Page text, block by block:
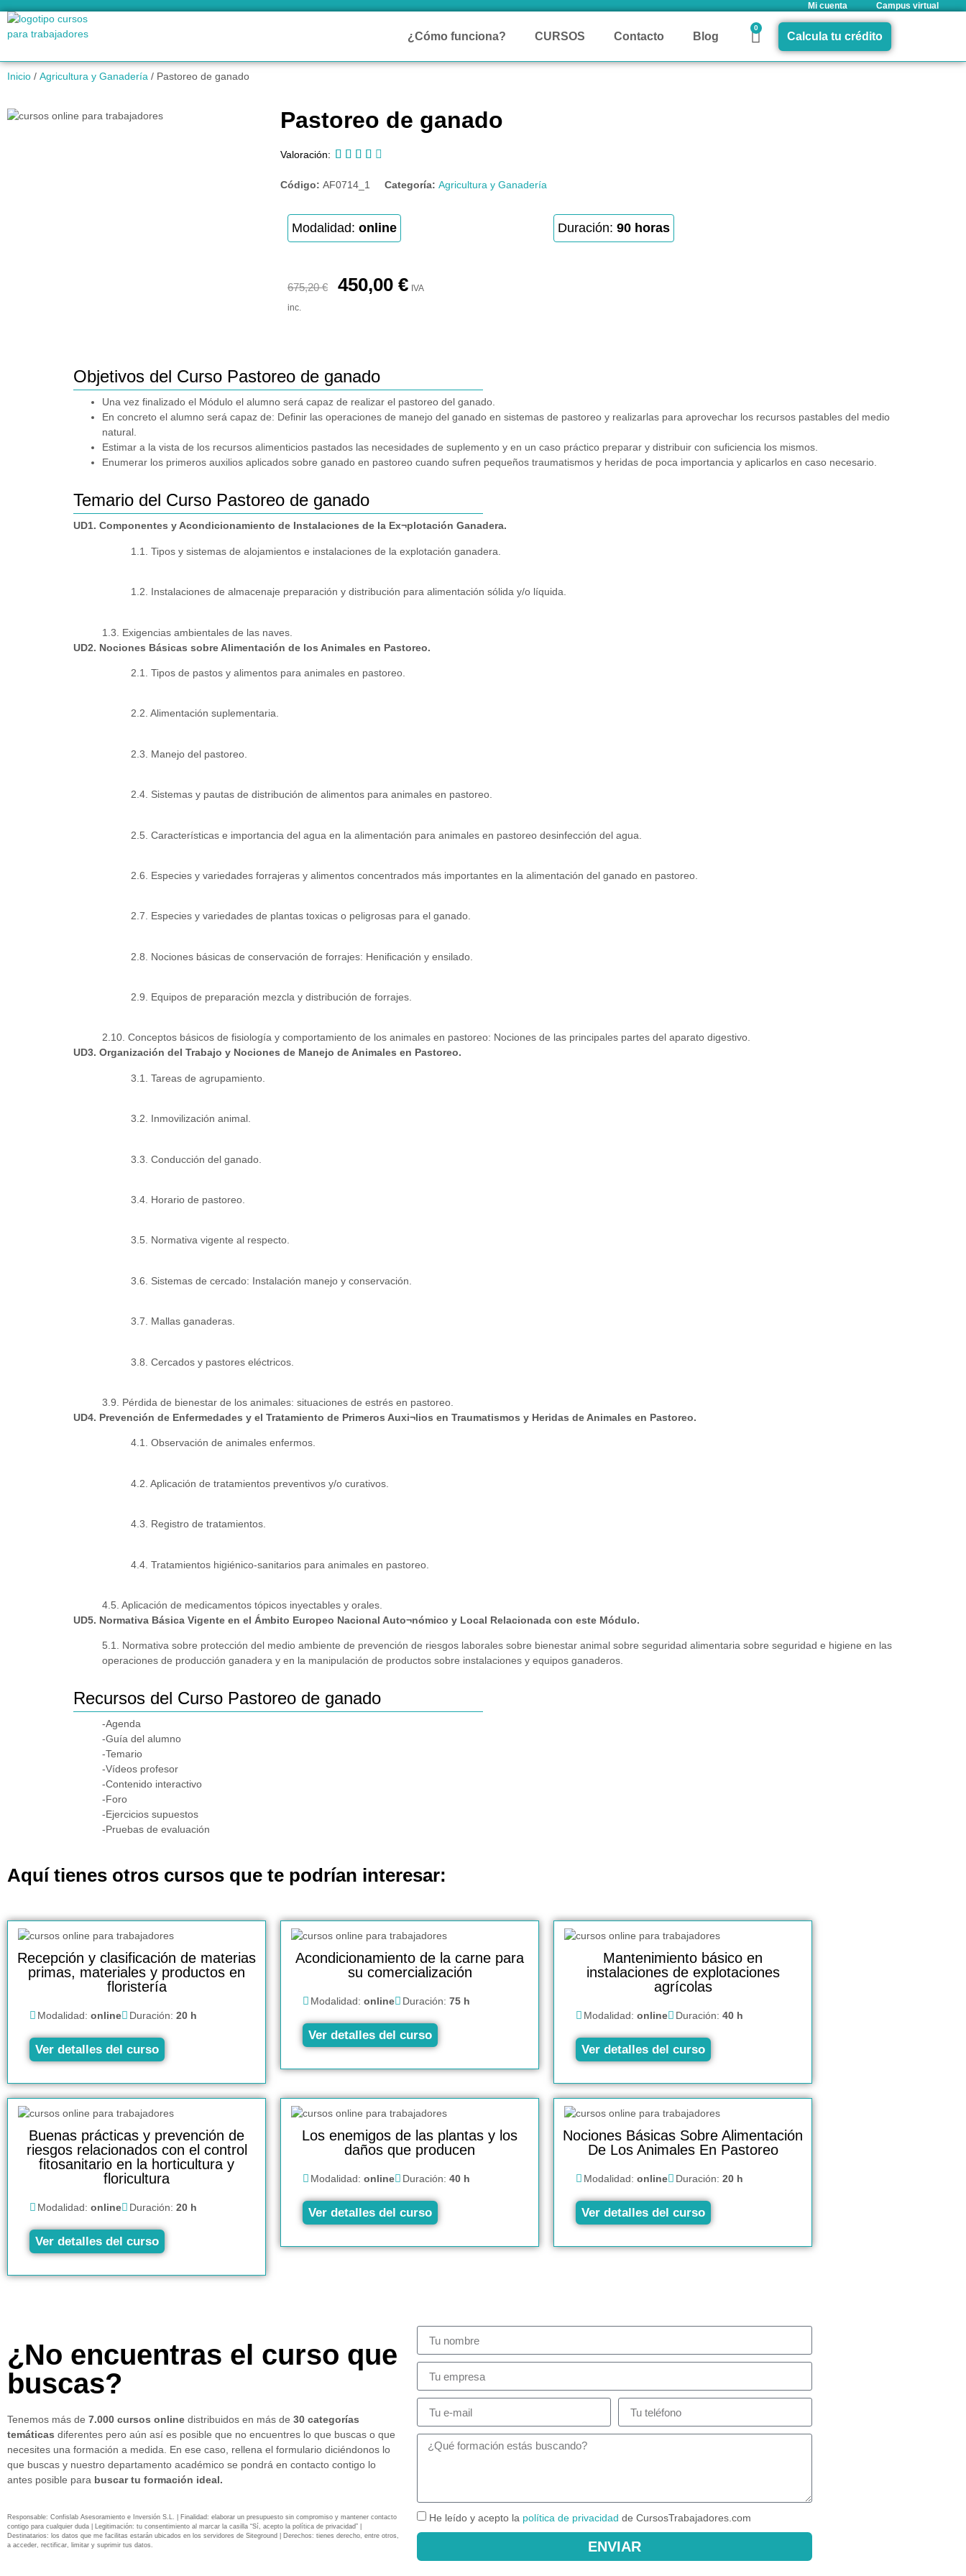
Mi cuenta Campus virtual
¿Cómo funciona? CURSOS Contacto Blog
0
Calcula tu crédito
Inicio / Agricultura y Ganadería / Pastoreo de ganado
Pastoreo de ganado
Valoración:     
Código: AF0714_1 Categoría: Agricultura y Ganadería
Modalidad: online Duración: 90 horas
675,20€ 450,00 € IVA
inc.
Objetivos del Curso Pastoreo de ganado
Una vez finalizado el Módulo el alumno será capaz de realizar el pastoreo del ganado.
En concreto el alumno será capaz de: Definir las operaciones de manejo del ganado en sistemas de pastoreo y realizarlas para aprovechar los recursos pastables del medio
natural.
Estimar a la vista de los recursos alimenticios pastados las necesidades de suplemento y en un caso práctico preparar y distribuir con suficiencia los mismos.
Enumerar los primeros auxilios aplicados sobre ganado en pastoreo cuando sufren pequeños traumatismos y heridas de poca importancia y aplicarlos en caso necesario.
Temario del Curso Pastoreo de ganado
UD1. Componentes y Acondicionamiento de Instalaciones de la Ex¬plotación Ganadera.
1.1. Tipos y sistemas de alojamientos e instalaciones de la explotación ganadera.
1.2. Instalaciones de almacenaje preparación y distribución para alimentación sólida y/o líquida.
1.3. Exigencias ambientales de las naves.
UD2. Nociones Básicas sobre Alimentación de los Animales en Pastoreo.
2.1. Tipos de pastos y alimentos para animales en pastoreo.
2.2. Alimentación suplementaria.
2.3. Manejo del pastoreo.
2.4. Sistemas y pautas de distribución de alimentos para animales en pastoreo.
2.5. Características e importancia del agua en la alimentación para animales en pastoreo desinfección del agua.
2.6. Especies y variedades forrajeras y alimentos concentrados más importantes en la alimentación del ganado en pastoreo.
2.7. Especies y variedades de plantas toxicas o peligrosas para el ganado.
2.8. Nociones básicas de conservación de forrajes: Henificación y ensilado.
2.9. Equipos de preparación mezcla y distribución de forrajes.
2.10. Conceptos básicos de fisiología y comportamiento de los animales en pastoreo: Nociones de las principales partes del aparato digestivo.
UD3. Organización del Trabajo y Nociones de Manejo de Animales en Pastoreo.
3.1. Tareas de agrupamiento.
3.2. Inmovilización animal.
3.3. Conducción del ganado.
3.4. Horario de pastoreo.
3.5. Normativa vigente al respecto.
3.6. Sistemas de cercado: Instalación manejo y conservación.
3.7. Mallas ganaderas.
3.8. Cercados y pastores eléctricos.
3.9. Pérdida de bienestar de los animales: situaciones de estrés en pastoreo.
UD4. Prevención de Enfermedades y el Tratamiento de Primeros Auxi¬lios en Traumatismos y Heridas de Animales en Pastoreo.
4.1. Observación de animales enfermos.
4.2. Aplicación de tratamientos preventivos y/o curativos.
4.3. Registro de tratamientos.
4.4. Tratamientos higiénico-sanitarios para animales en pastoreo.
4.5. Aplicación de medicamentos tópicos inyectables y orales.
UD5. Normativa Básica Vigente en el Ámbito Europeo Nacional Auto¬nómico y Local Relacionada con este Módulo.
5.1. Normativa sobre protección del medio ambiente de prevención de riesgos laborales sobre bienestar animal sobre seguridad alimentaria sobre seguridad e higiene en las
operaciones de producción ganadera y en la manipulación de productos sobre instalaciones y equipos ganaderos.
Recursos del Curso Pastoreo de ganado
-Agenda
-Guía del alumno
-Temario
-Vídeos profesor
-Contenido interactivo
-Foro
-Ejercicios supuestos
-Pruebas de evaluación
Aquí tienes otros cursos que te podrían interesar:
Recepción y clasificación de materias
primas, materiales y productos en
floristería
Modalidad: online Duración: 20 h
Ver detalles del curso
Acondicionamiento de la carne para
su comercialización
Modalidad: online Duración: 75 h
Ver detalles del curso
Mantenimiento básico en
instalaciones de explotaciones
agrícolas
Modalidad: online Duración: 40 h
Ver detalles del curso
Buenas prácticas y prevención de
riesgos relacionados con el control
fitosanitario en la horticultura y
floricultura
Modalidad: online Duración: 20 h
Ver detalles del curso
Los enemigos de las plantas y los
daños que producen
Modalidad: online Duración: 40 h
Ver detalles del curso
Nociones Básicas Sobre Alimentación
De Los Animales En Pastoreo
Modalidad: online Duración: 20 h
Ver detalles del curso
¿No encuentras el curso que
buscas?
Tenemos más de 7.000 cursos online distribuidos en más de 30 categorías
temáticas diferentes pero aún así es posible que no encuentres lo que buscas o que
necesites una formación a medida. En ese caso, rellena el formulario diciéndonos lo
que buscas y nuestro departamento académico se pondrá en contacto contigo lo
antes posible para buscar tu formación ideal.
Responsable: Confislab Asesoramiento e Inversión S.L. | Finalidad: elaborar un presupuesto sin compromiso y mantener contacto
contigo para cualquier duda | Legitimación: tu consentimiento al marcar la casilla “Sí, acepto la política de privacidad” |
Destinatarios: los datos que me facilitas estarán ubicados en los servidores de Siteground | Derechos: tienes derecho, entre otros,
a acceder, rectificar, limitar y suprimir tus datos.
He leído y acepto la política de privacidad de CursosTrabajadores.com
ENVIAR